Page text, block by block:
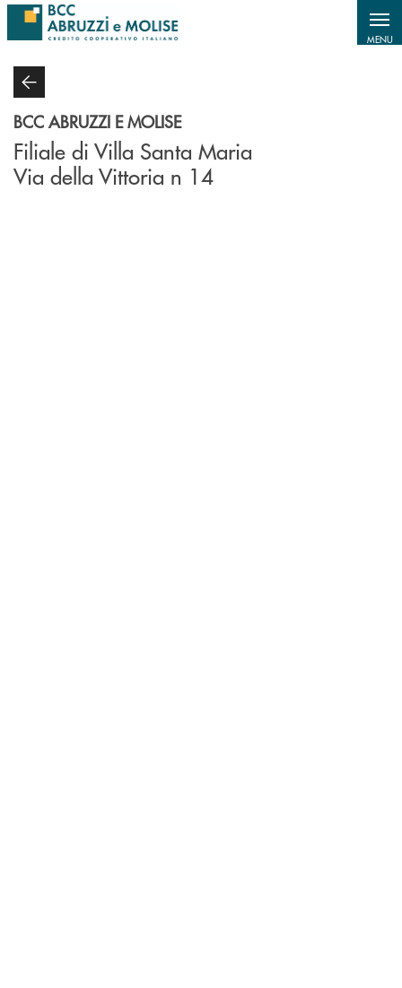
Salta al contenuto principale
MENU
BCC ABRUZZI E MOLISE
Filiale di Villa Santa Maria
Via della Vittoria n 14